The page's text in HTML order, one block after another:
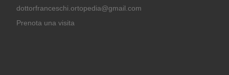
dottorfranceschi.ortopedia@gmail.com
Prenota una visita